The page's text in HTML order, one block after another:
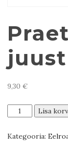
juust
9,30 €
Praetud
Suluguni
kogus
Lisa
Kategooria: